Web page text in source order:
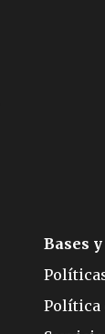
Bases
Política